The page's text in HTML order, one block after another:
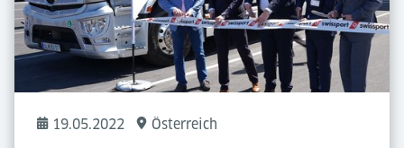
19.05.2022 Österreich